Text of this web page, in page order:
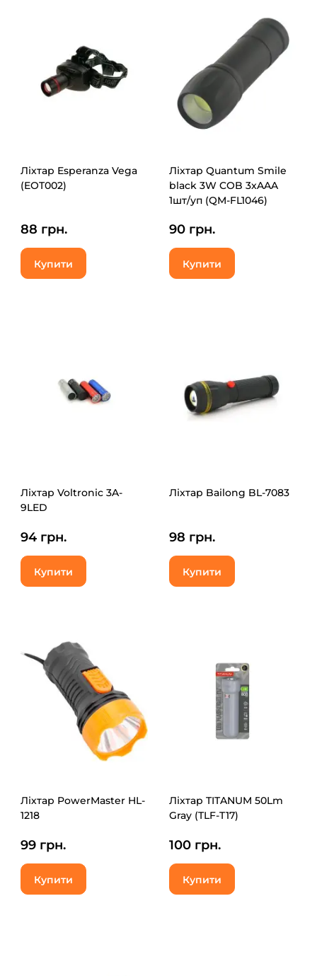
Ліхтар Esperanza Vega
(EOT002)
88 грн.
Купити
Ліхтар Quantum Smile
black 3W COB 3xAAA
1шт/уп (QM-FL1046)
90 грн.
Купити
Ліхтар Voltronic 3A-
9LED
94 грн.
Купити
Ліхтар Bailong BL-7083
98 грн.
Купити
Ліхтар PowerMaster HL-
1218
99 грн.
Купити
Ліхтар TITANUM 50Lm
Gray (TLF-T17)
100 грн.
Купити